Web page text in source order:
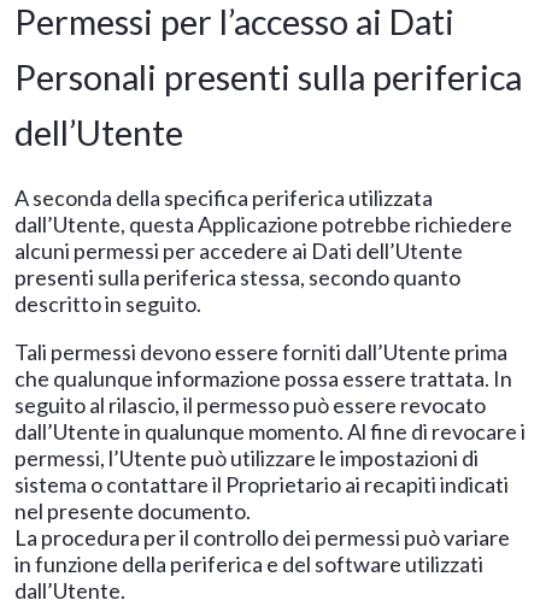
Permessi per l’accesso ai Dati
Personali presenti sulla periferica
dell’Utente
A seconda della specifica periferica utilizzata
dall’Utente, questa Applicazione potrebbe richiedere
alcuni permessi per accedere ai Dati dell’Utente
presenti sulla periferica stessa, secondo quanto
descritto in seguito.
Tali permessi devono essere forniti dall’Utente prima
che qualunque informazione possa essere trattata. In
seguito al rilascio, il permesso può essere revocato
dall’Utente in qualunque momento. Al fine di revocare i
permessi, l’Utente può utilizzare le impostazioni di
sistema o contattare il Proprietario ai recapiti indicati
nel presente documento.
La procedura per il controllo dei permessi può variare
in funzione della periferica e del software utilizzati
dall’Utente.